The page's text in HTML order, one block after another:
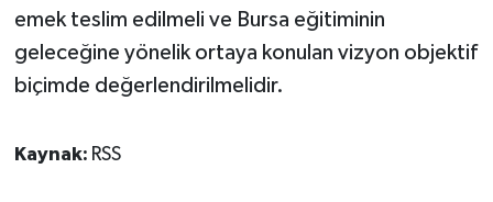
emek teslim edilmeli ve Bursa eğitiminin
geleceğine yönelik ortaya konulan vizyon objektif
biçimde değerlendirilmelidir.
Kaynak: RSS